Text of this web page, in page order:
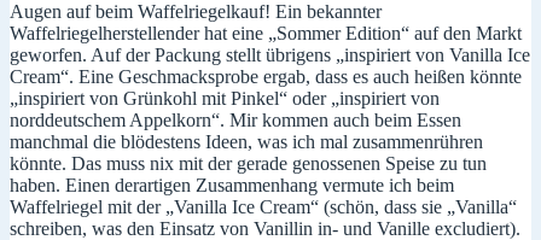
Augen auf beim Waffelriegelkauf! Ein bekannter
Waffelriegelherstellender hat eine „Sommer Edition“ auf den Markt
geworfen. Auf der Packung stellt übrigens „inspiriert von Vanilla Ice
Cream“. Eine Geschmacksprobe ergab, dass es auch heißen könnte
„inspiriert von Grünkohl mit Pinkel“ oder „inspiriert von
norddeutschem Appelkorn“. Mir kommen auch beim Essen
manchmal die blödestens Ideen, was ich mal zusammenrühren
könnte. Das muss nix mit der gerade genossenen Speise zu tun
haben. Einen derartigen Zusammenhang vermute ich beim
Waffelriegel mit der „Vanilla Ice Cream“ (schön, dass sie „Vanilla“
schreiben, was den Einsatz von Vanillin in- und Vanille excludiert).